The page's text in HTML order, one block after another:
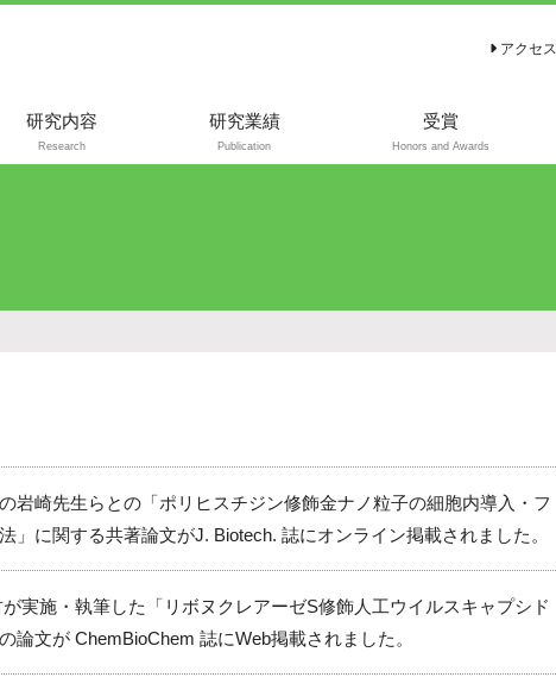
アクセス
研究内容
Research
研究業績
Publication
受賞
Honors and Awards
岩崎先生らとの「ポリヒスチジン修飾金ナノ粒子の細胞内導入・フ
」に関する共著論文がJ. Biotech. 誌にオンライン掲載されました。
実施・執筆した「リボヌクレアーゼS修飾人工ウイルスキャプシド
論文が ChemBioChem 誌にWeb掲載されました。